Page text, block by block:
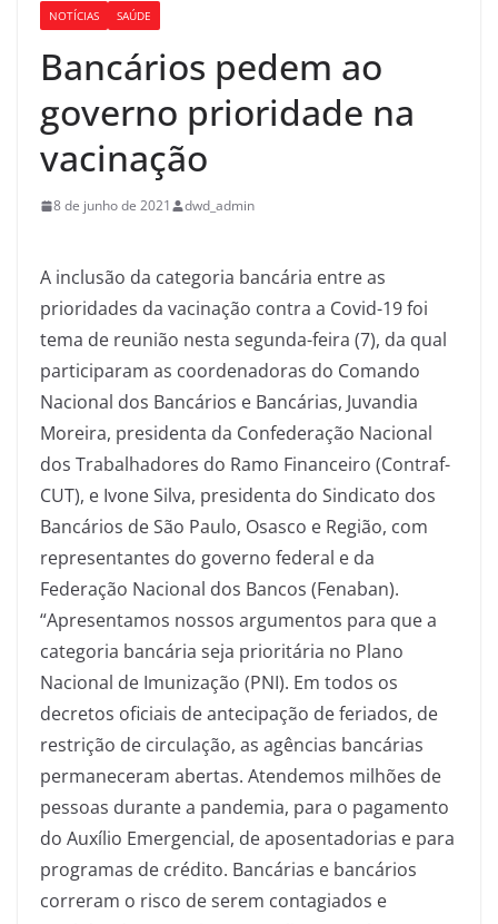
NOTÍCIAS SAÚDE
Bancários pedem ao
governo prioridade na
vacinação
8 de junho de 2021 dwd_admin
A inclusão da categoria bancária entre as
prioridades da vacinação contra a Covid-19 foi
tema de reunião nesta segunda-feira (7), da qual
participaram as coordenadoras do Comando
Nacional dos Bancários e Bancárias, Juvandia
Moreira, presidenta da Confederação Nacional
dos Trabalhadores do Ramo Financeiro (Contraf-
CUT), e Ivone Silva, presidenta do Sindicato dos
Bancários de São Paulo, Osasco e Região, com
representantes do governo federal e da
Federação Nacional dos Bancos (Fenaban).
“Apresentamos nossos argumentos para que a
categoria bancária seja prioritária no Plano
Nacional de Imunização (PNI). Em todos os
decretos oficiais de antecipação de feriados, de
restrição de circulação, as agências bancárias
permaneceram abertas. Atendemos milhões de
pessoas durante a pandemia, para o pagamento
do Auxílio Emergencial, de aposentadorias e para
programas de crédito. Bancárias e bancários
correram o risco de serem contagiados e